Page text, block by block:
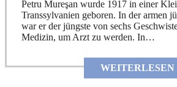
Petru Mureşan wurde 1917 in einer
Transsylvanien geboren. In der armen
war er der jüngste von sechs
Medizin, um Arzt zu werden. In…
WEITERLESEN